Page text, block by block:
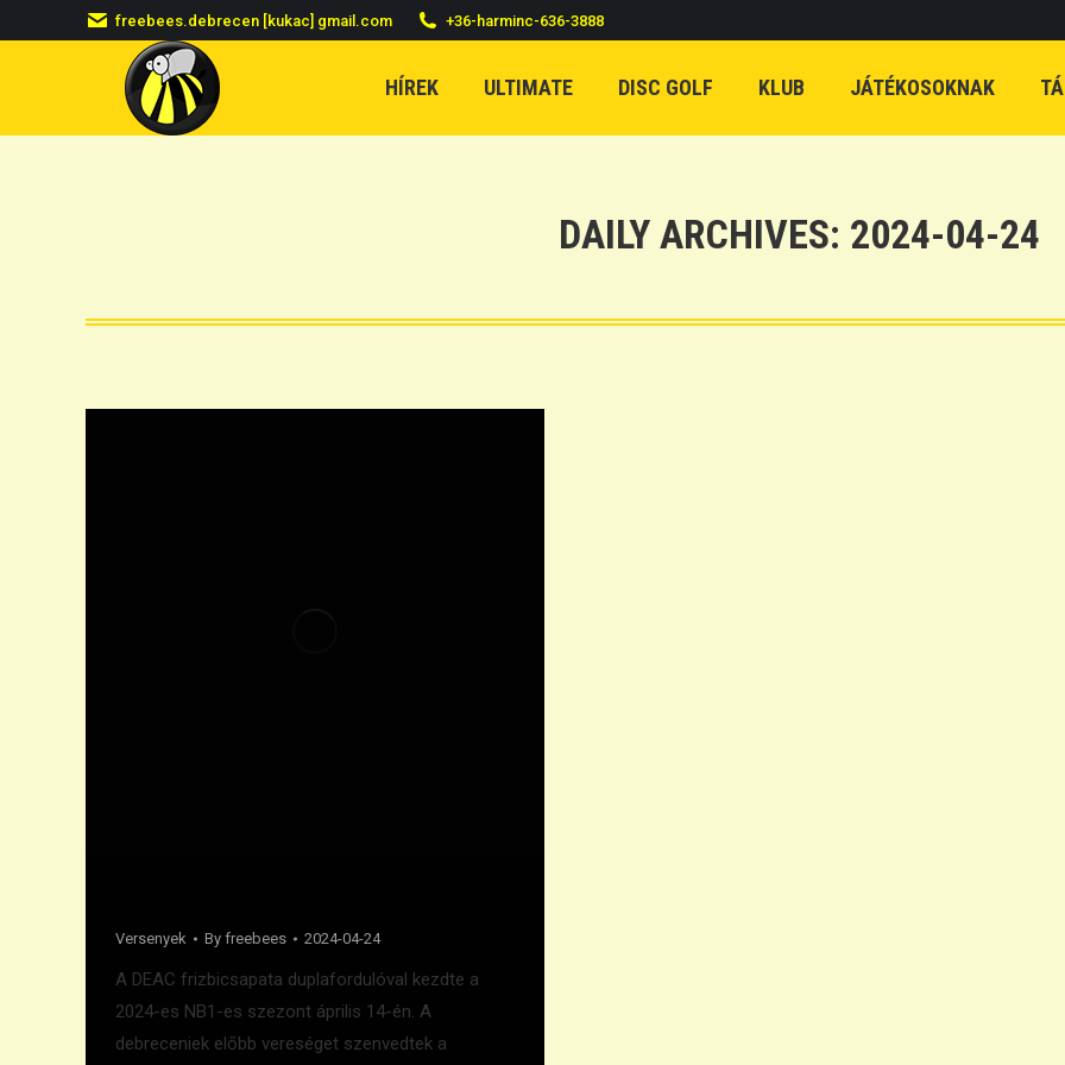
freebees.debrecen [kukac] gmail.com +36-harminc-636-3888
HÍREK ULTIMATE DISC GOLF KLUB JÁTÉKOSOKNAK
DAILY ARCHIVES: 2024-04-24
Versenyek By freebees 2024-04-24
A DEAC frizbicsapata duplafordulóval kezdte a
2024-es NB1-es szezont április 14-én. A
debreceniek előbb vereséget szenvedtek a